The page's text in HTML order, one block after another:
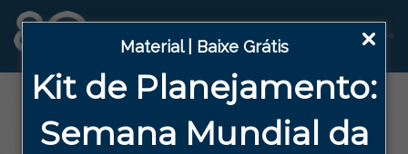
Material | Baixe Grátis
Kit de Planejamento:
Semana Mundial da
Blog